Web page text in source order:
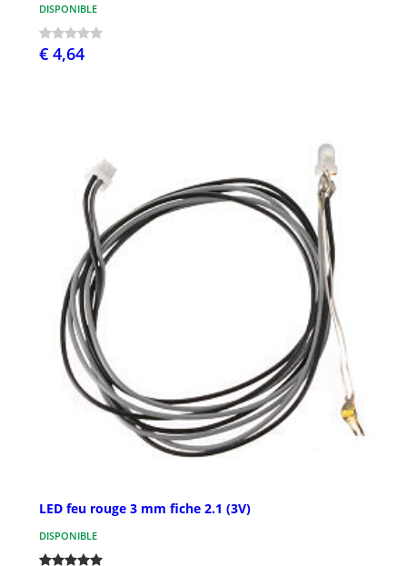
DISPONIBLE
€ 4,64
LED feu rouge 3 mm fiche 2.1 (3V)
DISPONIBLE